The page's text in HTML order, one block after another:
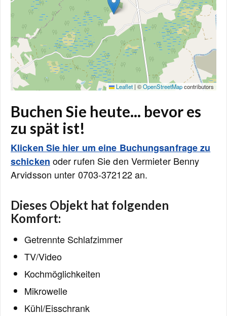
Leaflet | ©OpenStreetMapcontributors
Buchen Sie heute... bevor es
zu spät ist!
Klicken Sie hier um eine Buchungsanfrage zu
schicken oder rufen Sie den Vermieter Benny
Arvidsson unter 0703-372122 an.
Dieses Objekt hat folgenden
Komfort:
Getrennte Schlafzimmer
TV/Video
Kochmöglichkeiten
Mikrowelle
Kühl/Eisschrank